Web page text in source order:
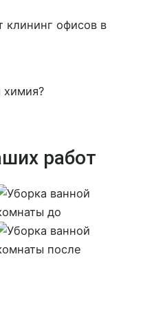
клининг офисов в
химия?
работ